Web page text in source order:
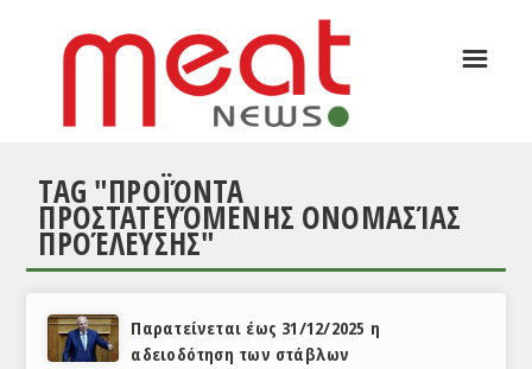
ΕΙΔΗΣΕΙΣ
ΣΥΝΕΝΤΕΥΞΕΙΣ
ΑΝΑΛΥΣΕΙΣ
☰
TAG "ΠΡΟΪΌΝΤΑ
ΠΡΟΣΤΑΤΕΥΌΜΕΝΗΣ ΟΝΟΜΑΣΊΑΣ
ΠΡΟΈΛΕΥΣΗΣ"
Παρατείνεται έως 31/12/2025 η
αδειοδότηση των στάβλων